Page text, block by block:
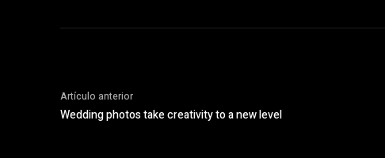
Artículo anterior
Wedding photos take creativity to a new level